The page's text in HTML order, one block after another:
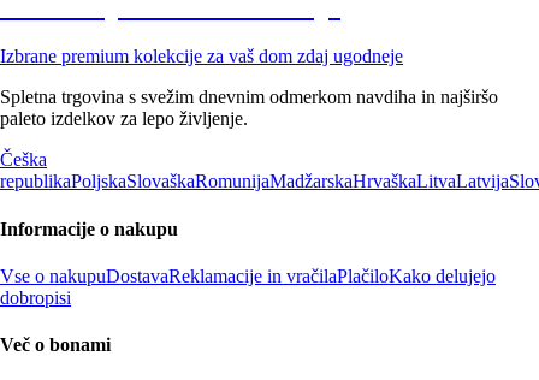
Izbrane premium kolekcije za vaš dom zdaj ugodneje
Spletna trgovina s svežim dnevnim odmerkom navdiha in najširšo
paleto izdelkov za lepo življenje.
Češka
republikaPoljskaSlovaškaRomunijaMadžarskaHrvaškaLitvaLatvija
Informacije o nakupu
Vse o nakupuDostavaReklamacije in vračilaPlačiloKako delujejo
dobropisi
Več o bonami